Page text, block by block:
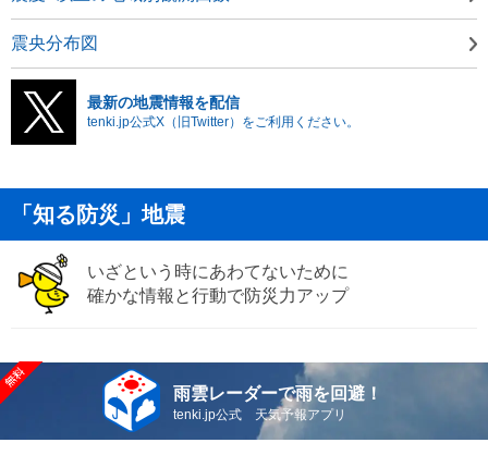
震央分布図
最新の地震情報を配信
tenki.jp公式X（旧Twitter）をご利用ください。
「知る防災」地震
いざという時にあわてないために
確かな情報と行動で防災力アップ
雨雲レーダーで雨を回避！
tenki.jp公式 天気予報アプリ